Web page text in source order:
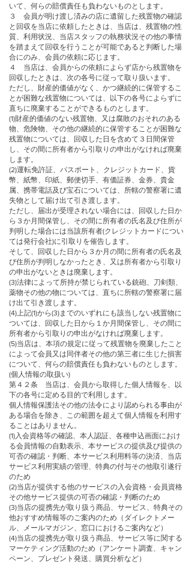
いて、何らの賠償責任も負わないものとします。
３ 会員が明け渡し済みの店に遺留した残置物の確認
と回収を当店に依頼したときは、当店は、残置物の性
質、利用状況、当店スタッフの執務状況その他の事情
を踏まえて回収を行うことが可能であると判断した場
合にのみ、会員の依頼に応じます。
４ 当店は、会員からの依頼によらず店から残置物を
回収したときは、次の各号に従って取り扱います。
ただし、財産的価値がなく、かつ継続的に保管するこ
とが困難な残置物については、以下の各号によらずに
直ちに廃棄することができるものとします。
(1)財産的価値のない残置物、又は腐敗のおそれのある
物、危険物、その他の継続的に保管することが困難な
残置物については、回収した日を含めて３日間保管
し、その間に所有者から引取りの申出がなければ廃棄
します。
(2)運転免許証、パスポート、クレジットカード、貨
幣、紙幣、印紙、郵便切手、有価証券、金券、貴金
属、携帯電話及び宝石については、所轄の警察署に遺
失物として届け出て引き渡します。
ただし、届出が受理されない場合には、回収した日か
ら３か月間保管し、その間に所有者の氏名及び住所が
判明した場合には当該所有者(クレジットカードについ
ては発行会社)に引取りを催告します。
そして、回収した日から３か月の間に所有者の氏名及
び住所が判明しなかったとき、又は所有者から引取り
の申出がないときは廃棄します。
(3)法律によって所持が禁じられている銃砲、刀剣類、
薬物その他の物については、直ちに所轄の警察署に届
け出て引き渡します。
(4)上記(1)から(3)までのいずれにも該当しない残置物に
ついては、回収した日から１か月間保管し、その間に
所有者から引取りの申出がなければ廃棄します。
(5)当店は、本項の規定に従って残置物を廃棄したこと
によって会員又は同伴者その他の第三者に生じた損害
について、何らの賠償責任も負わないものとします。
(個人情報の取扱い)
第４２条 当店は、会員から取得した個人情報を、以
下の各号に定める目的で利用します。
個人情報保護法その他の法令により認められる事由が
ある場合を除き、この範囲を超えて個人情報を利用す
ることはありません。
(1)入会資格等の確認、本人認証、各種申込画面におけ
る会員情報の自動表示、本サービスの提供及び提供の
可否の確認・判断、本サービス利用料等の決済、当店
サービス利用実績の管理、特典の付与その他取引遂行
のため
(2)当店が提供する他のサービスの入会資格・会員資格
その他サービス提供の可否の確認・判断のため
(3)当店の提携先が取り扱う商品、サービス、特典その
他おすすめ情報等のご案内のため（ダイレクトメー
ル、メールマガジン、窓口におけるご案内など）
(4)当店の提携先が取り扱う商品、サービス等に関する
マーケティング活動のため（アンケート調査、キャン
ペーン、プレゼント発送、購買分析など）